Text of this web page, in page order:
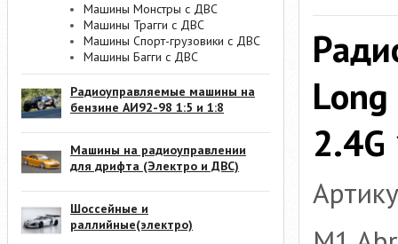
Машины Монстры с ДВС
Машины Трагги с ДВС
Машины Спорт-грузовики с ДВС
Машины Багги с ДВС
Радиоуправляемые машины на
бензине АИ92-98 1:5 и 1:8
Машины на радиоуправлении
для дрифта (Электро и ДВС)
Шоссейные и
раллийные(электро)